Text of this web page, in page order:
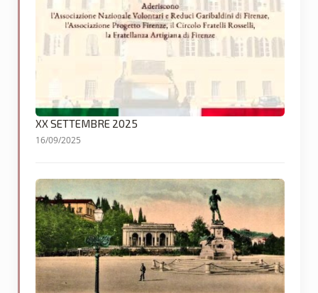
XX SETTEMBRE 2025
16/09/2025